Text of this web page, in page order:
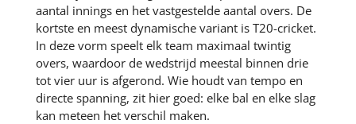
aantal innings en het vastgestelde aantal overs. De
kortste en meest dynamische variant is T20-cricket.
In deze vorm speelt elk team maximaal twintig
overs, waardoor de wedstrijd meestal binnen drie
tot vier uur is afgerond. Wie houdt van tempo en
directe spanning, zit hier goed: elke bal en elke slag
kan meteen het verschil maken.